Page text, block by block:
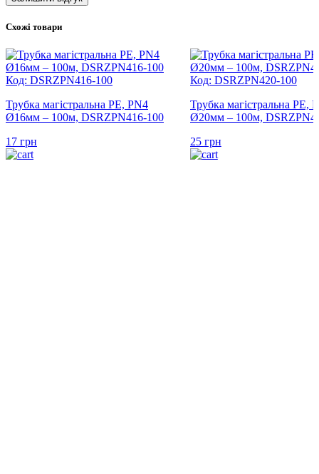
Схожі товари
Код: DSRZPN416-100
Трубка магістральна PE, PN4
Ø16мм – 100м, DSRZPN416-100
17 грн
Код: DSRZPN420-100
Трубка магістральна PE,
Ø20мм – 100м,
25 грн